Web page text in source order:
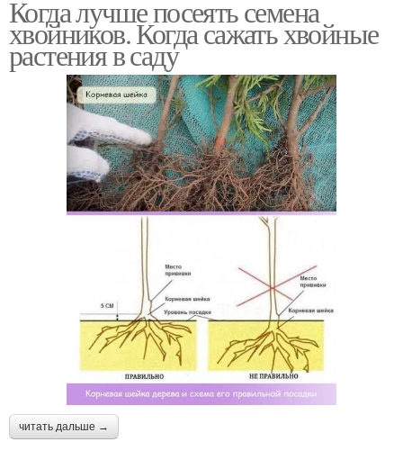
Когда лучше посеять семена
хвойников. Когда сажать хвойные
растения в саду
читать дальше →